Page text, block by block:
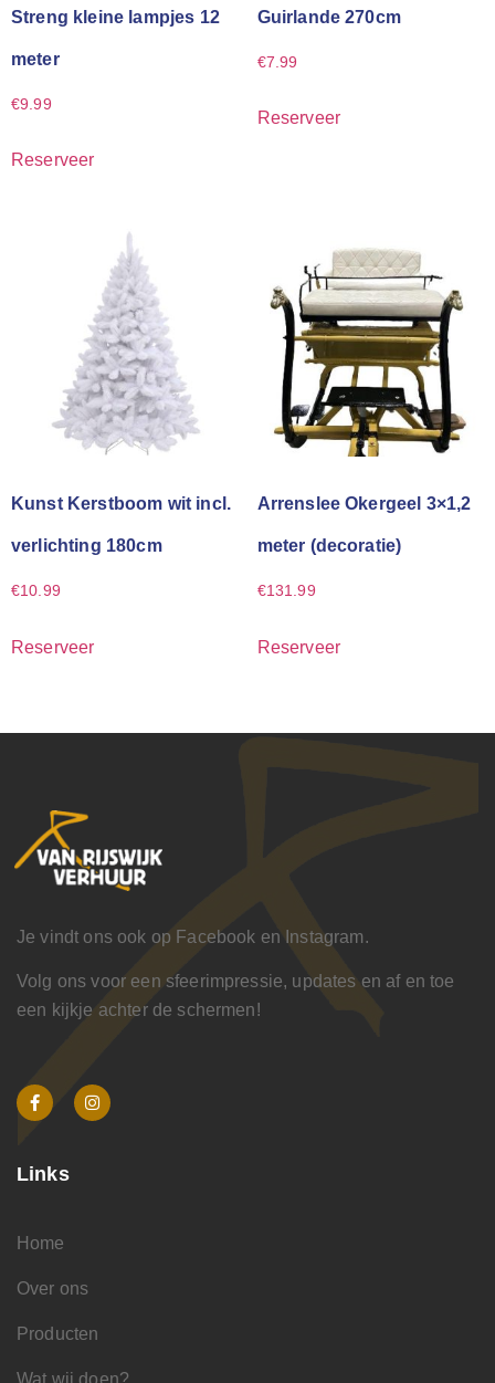
Streng kleine lampjes 12
meter
€9.99
Reserveer
Guirlande 270cm
€7.99
Reserveer
Kunst Kerstboom wit incl.
verlichting 180cm
€10.99
Reserveer
Arrenslee Okergeel 3×1,2
meter (decoratie)
€131.99
Reserveer
Je vindt ons ook op Facebook en Instagram.
Volg ons voor een sfeerimpressie, updates en af en toe
een kijkje achter de schermen!
Links
Home
Over ons
Producten